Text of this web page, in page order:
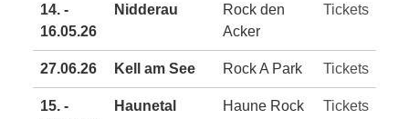
14. -
16.05.26
Nidderau
Rock den
Acker
Tickets
27.06.26 Kell am See Rock A Park Tickets
15. -
Haunetal Haune Rock Tickets